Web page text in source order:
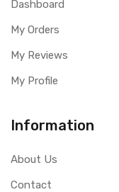
Dashboard
My Orders
My Reviews
My Profile
Information
About Us
Contact